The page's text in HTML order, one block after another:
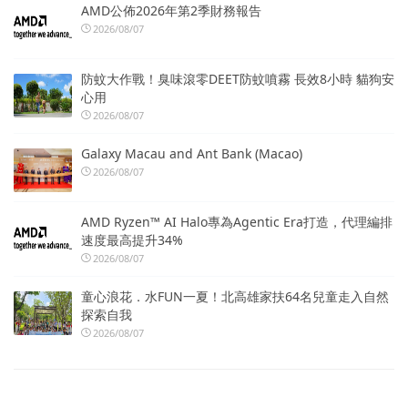
AMD公佈2026年第2季財務報告
2026/08/07
防蚊大作戰！臭味滾零DEET防蚊噴霧 長效8小時 貓狗安
心用
2026/08/07
Galaxy Macau and Ant Bank (Macao)
2026/08/07
AMD Ryzen™ AI Halo專為Agentic Era打造，代理編排
速度最高提升34%
2026/08/07
童心浪花．水FUN一夏！北高雄家扶64名兒童走入自然
探索自我
2026/08/07